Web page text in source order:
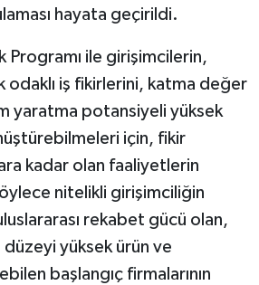
hayata geçirildi.
Programı ile girişimcilerin,
odaklı iş fikirlerini, katma değer
yaratma potansiyeli yüksek
için, fikir
kadar olan faaliyetlerin
nitelikli girişimciliğin
rekabet gücü olan,
yüksek ürün ve
başlangıç firmalarının